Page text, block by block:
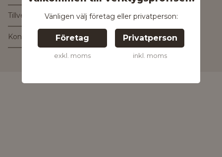
Vänligen välj företag eller privatperson:
Företag
exkl. moms
Privatperson
inkl. moms
Tillverkare
Kontakta tillverkaren
Kontakta oss för
mer information